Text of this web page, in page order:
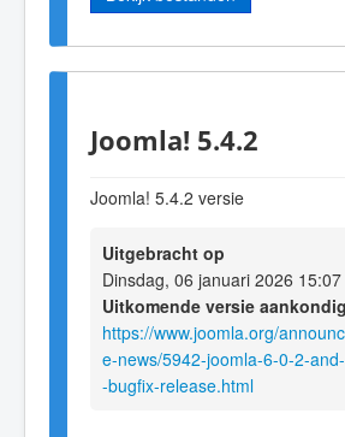
Joomla! 5.4.2
Joomla! 5.4.2 versie
Uitgebracht op
Dinsdag, 06 januari 2026 15:07
Uitkomende versie
https://www.joomla.org/
e-news/5942-joomla-6-0-2-
-bugfix-release.html